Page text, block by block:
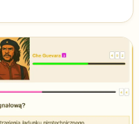
patent strzelecki.